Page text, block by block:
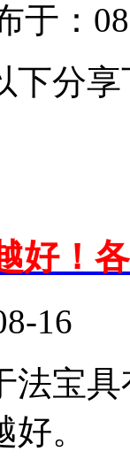
于：
下分
好！
16
法宝
。